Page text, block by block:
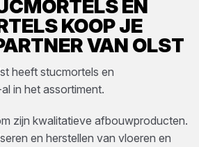
EN
KOOP JE
VAN OLST
heeft stucmortels en
in het assortiment.
zijn kwalitatieve afbouwproducten.
en herstellen van vloeren en